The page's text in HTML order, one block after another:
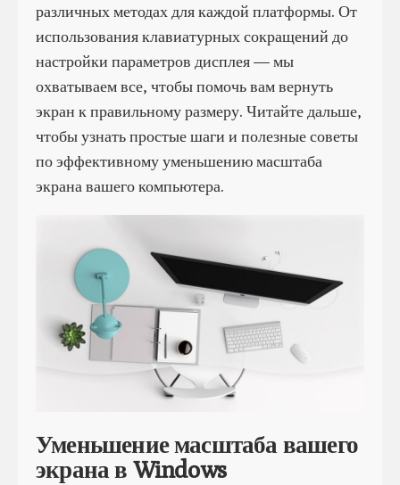
различных методах для каждой платформы. От
использования клавиатурных сокращений до
настройки параметров дисплея — мы
охватываем все, чтобы помочь вам вернуть
экран к правильному размеру. Читайте дальше,
чтобы узнать простые шаги и полезные советы
по эффективному уменьшению масштаба
экрана вашего компьютера.
Уменьшение масштаба вашего
экрана в Windows